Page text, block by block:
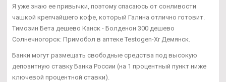
Я уже знаю ее привычки, поэтому спасаюсь от сонливости
чашкой крепчайшего кофе, который Галина отлично готовит.
Tимозин Бета дешево Канск - Болденон 300 дешево
Солнечногорск: Примобол в аптеке Testogen-Xr Демянск.
Банки могут размещать свободные средства под высокую
депозитную ставку Банка России (на 1 процентный пункт ниже
ключевой процентной ставки).